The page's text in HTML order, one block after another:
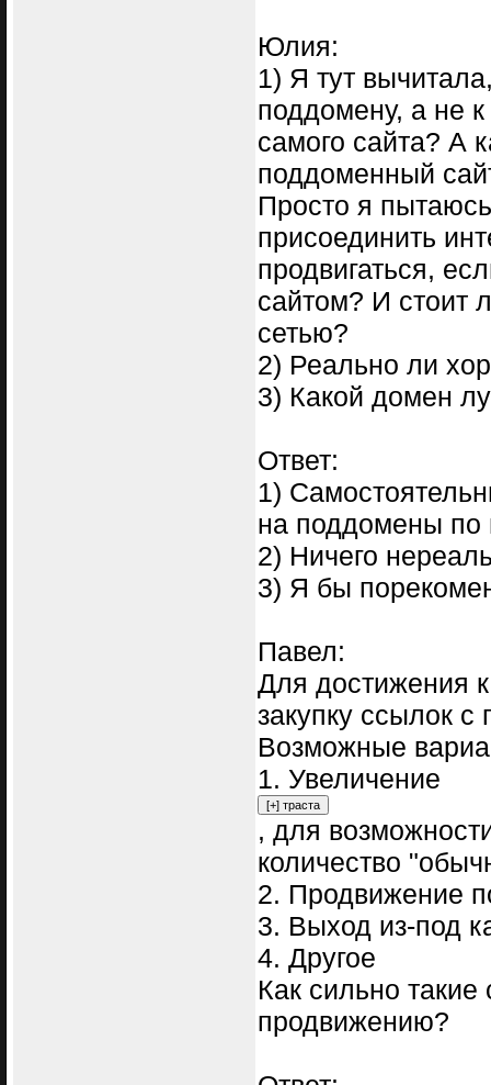
Юлия:
1) Я тут
поддомену, а не
самого сайта? А
поддоменный
Просто я
присоединить
продвигаться,
сайтом? И стоит
сетью?
2) Реально ли
3) Какой домен
Ответ:
1)
на поддомены по
2) Ничего
3) Я бы
Павел:
Для достижения
закупку ссылок
Возможные
1. Увеличение
, для
количество
2. Продвижение
3. Выход из-под
4. Другое
Как сильно
продвижению?